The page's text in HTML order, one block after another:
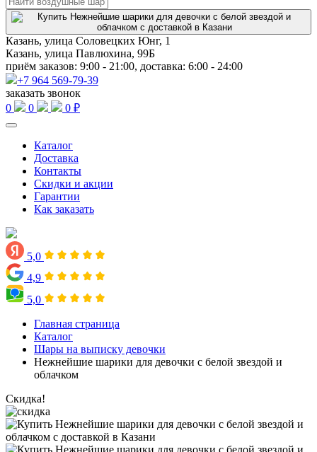
Казань, улица Соловецких Юнг, 1
Казань, улица Павлюхина, 99Б
приём заказов: 9:00 - 21:00, доставка: 6:00 - 24:00
+7 964 569-79-39
заказать звонок
0
0 0 ₽
Каталог
Доставка
Контакты
Скидки и акции
Гарантии
Как заказать
5,0
4,9
5,0
Главная страница
Каталог
Шары на выписку девочки
Нежнейшие шарики для девочки с белой звездой и
облачком
Скидка!